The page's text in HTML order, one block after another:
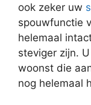
ook zeker uw
spouwfunctie
helemaal
steviger zijn.
woonst die
nog helemaal